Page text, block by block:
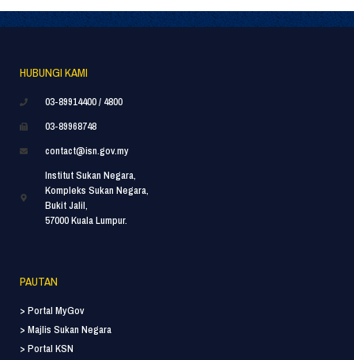
HUBUNGI KAMI
03-89914400 / 4800
03-89968748
contact@isn.gov.my
Institut Sukan Negara,
Kompleks Sukan Negara,
Bukit Jalil,
57000 Kuala Lumpur.
PAUTAN
> Portal MyGov
> Majlis Sukan Negara
> Portal KSN